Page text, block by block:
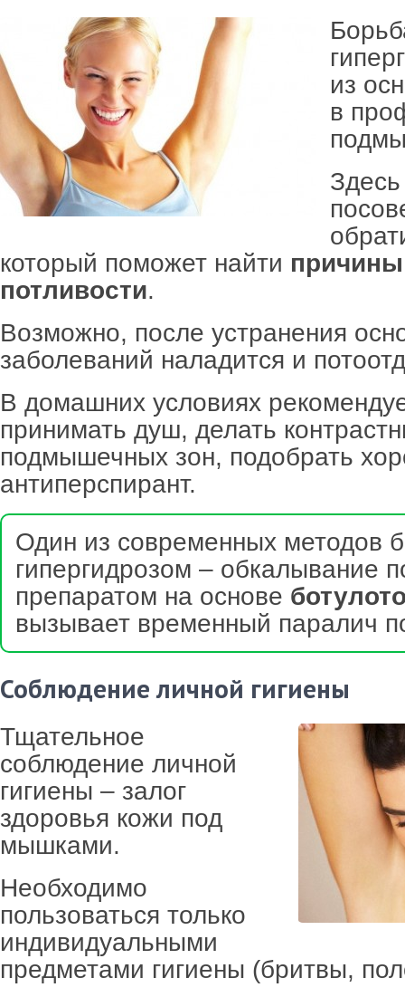
из
в
который поможет найти
потливости.
Возможно, после устранения
заболеваний наладится и
В домашних условиях
принимать душ, делать
подмышечных зон, подобрать
антиперспирант.
Один из современных методов
гипергидрозом – обкалывание
препаратом на основе
вызывает временный паралич
Соблюдение личной гигиены
Тщательное
соблюдение личной
гигиены – залог
здоровья кожи под
мышками.
Необходимо
пользоваться только
индивидуальными
предметами гигиены (бритвы,